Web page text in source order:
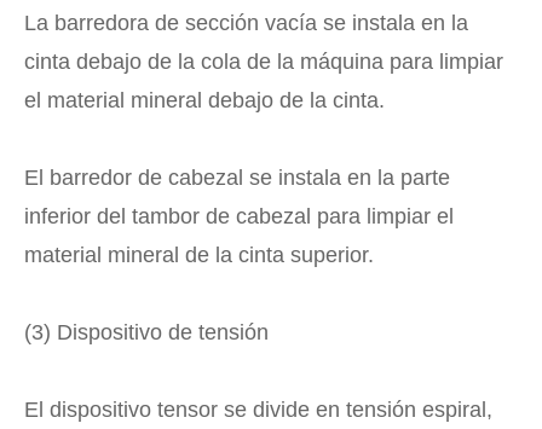
La barredora de sección vacía se instala en la
cinta debajo de la cola de la máquina para limpiar
el material mineral debajo de la cinta.
El barredor de cabezal se instala en la parte
inferior del tambor de cabezal para limpiar el
material mineral de la cinta superior.
(3) Dispositivo de tensión
El dispositivo tensor se divide en tensión espiral,